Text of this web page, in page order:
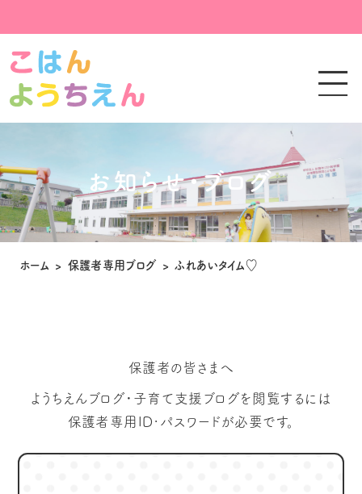
お知らせ・ブログ
ホーム > 保護者専用ブログ > ふれあいタイム♡
保護者の皆さまへ
ようちえんブログ・子育て支援ブログを閲覧するには
保護者専用ID･パスワードが必要です。